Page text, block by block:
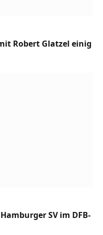
Robert Glatzel einig
SV im DFB-